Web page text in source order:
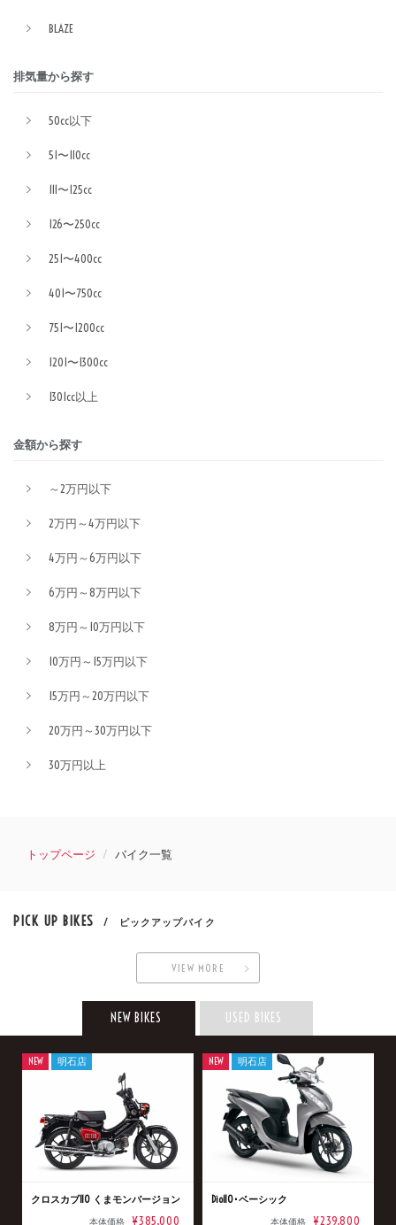
BLAZE
排気量から探す
50cc以下
51〜110cc
111〜125cc
126〜250cc
251〜400cc
401〜750cc
751〜1200cc
1201〜1300cc
1301cc以上
金額から探す
～2万円以下
2万円～4万円以下
4万円～6万円以下
6万円～8万円以下
8万円～10万円以下
10万円～15万円以下
15万円～20万円以下
20万円～30万円以下
30万円以上
トップページ バイク一覧
PICK UP BIKES / ピックアップバイク
VIEW MORE
NEW BIKES USED BIKES
クロスカブ110 くまモンバージョン
本体価格 ¥385,000
NEW 明石店
Dio110･ベーシック
本体価格 ¥239,800
NEW 明石店